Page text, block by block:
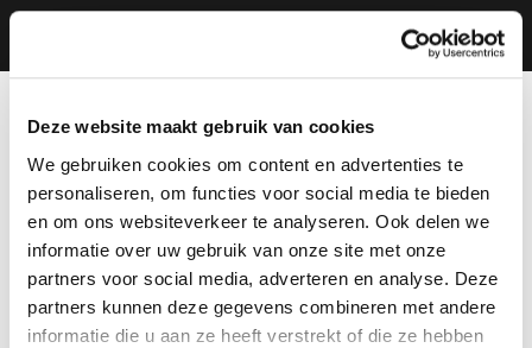
Deze website maakt gebruik van cookies
We gebruiken cookies om content en advertenties te
personaliseren, om functies voor social media te bieden
en om ons websiteverkeer te analyseren. Ook delen we
informatie over uw gebruik van onze site met onze
partners voor social media, adverteren en analyse. Deze
partners kunnen deze gegevens combineren met andere
informatie die u aan ze heeft verstrekt of die ze hebben